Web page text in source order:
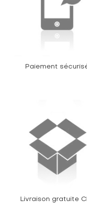
Paiement
Livraison gratuite